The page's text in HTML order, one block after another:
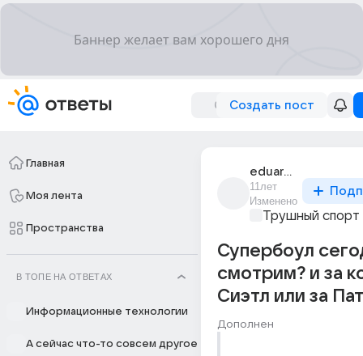
Создать пост
Главная
Моя лента
Пространства
В ТОПЕ НА ОТВЕТАХ
Информационные технологии
А сейчас что-то совсем другое
eduard_1421
11лет
Изменено
Трушный спорт
Супербоул
смотрим? и за
Сиэтл или за
Дополнен